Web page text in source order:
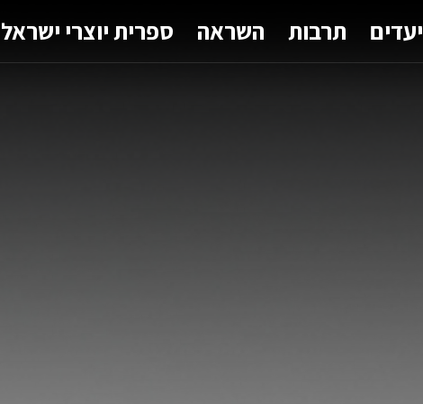
יעדים תרבות השראה ספרית יוצרי ישראל